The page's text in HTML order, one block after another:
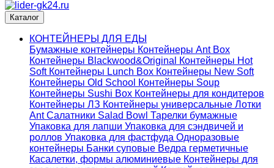
Каталог
КОНТЕЙНЕРЫ ДЛЯ ЕДЫ
Бумажные контейнеры Контейнеры Ant Box
Контейнеры Blackwood&Original
Контейнеры Hot
Soft Контейнеры Lunch Box Контейнеры New Soft
Контейнеры Old School Контейнеры Soup
Контейнеры Sushi Box Контейнеры для кондитеров
Контейнеры ЛЗ Контейнеры универсальные Лотки
AntСалатники Salad Bowl Тарелки бумажные
Упаковка для лапши Упаковка для сэндвичей и
роллов Упаковка для фастфуда Одноразовые
контейнеры Банки суповые Ведра герметичные
Касалетки, формы алюминиевые Контейнеры для